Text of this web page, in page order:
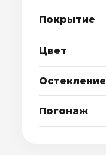
Покрытие
Цвет
Остекление
Погонаж